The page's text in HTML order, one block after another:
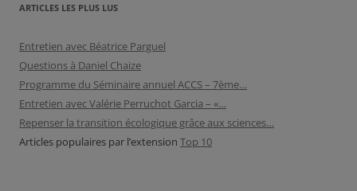
ARTICLES LES PLUS LUS
Entretien avec Béatrice Parguel
Questions à Daniel Chaize
Programme du Séminaire annuel ACCS – 7ème…
Entretien avec Valérie Perruchot Garcia – «…
Repenser la transition écologique grâce aux sciences…
Articles populaires par l’extension Top 10